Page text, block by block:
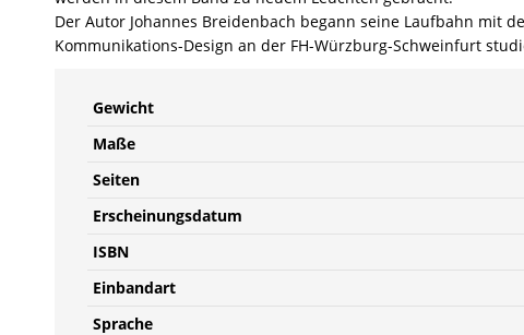
Der Autor Johannes Breidenbach begann seine Laufbahn mit
Kommunikations-Design an der FH-Würzburg-Schweinfurt
Gewicht
Maße
Seiten
Erscheinungsdatum
ISBN
Einbandart
Sprache